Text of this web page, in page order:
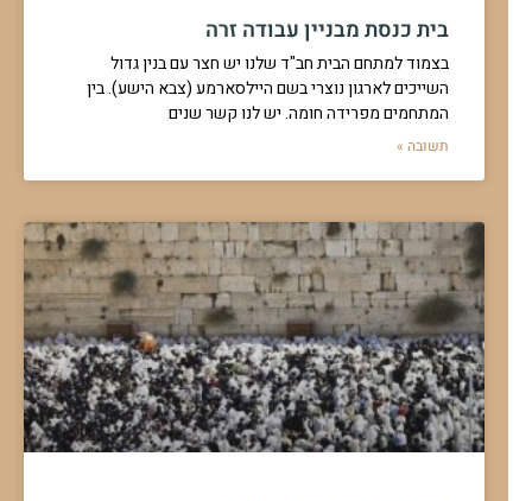
כיצד נמנע מאכילה או שתייה ללא ברכה
ידוע שמי שאוכל ושותה ללא ברכה נקרא גזלן - טיפ לתזכורת יומית